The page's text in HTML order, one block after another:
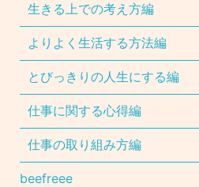
生きる上での考え方編
よりよく生活する方法編
とびっきりの人生にする編
仕事に関する心得編
仕事の取り組み方編
beefreee